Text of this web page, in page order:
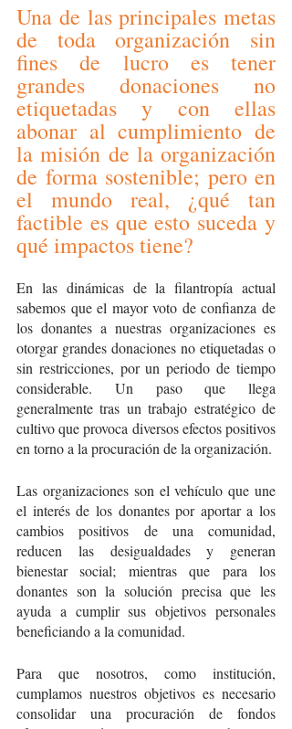
Una de las principales metas
de toda organización sin
fines de lucro es tener
grandes donaciones no
etiquetadas y con ellas
abonar al cumplimiento de
la misión de la organización
de forma sostenible; pero en
el mundo real, ¿qué tan
factible es que esto suceda y
qué impactos tiene?
En las dinámicas de la filantropía actual
sabemos que el mayor voto de confianza de
los donantes a nuestras organizaciones es
otorgar grandes donaciones no etiquetadas o
sin restricciones, por un periodo de tiempo
considerable. Un paso que llega
generalmente tras un trabajo estratégico de
cultivo que provoca diversos efectos positivos
Las organizaciones son el vehículo que une
el interés de los donantes por aportar a los
cambios positivos de una comunidad,
reducen las desigualdades y generan
bienestar social; mientras que para los
donantes son la solución precisa que les
ayuda a cumplir sus objetivos personales
beneficiando a la comunidad.
Para que nosotros, como institución,
cumplamos nuestros objetivos es necesario
consolidar una procuración de fondos